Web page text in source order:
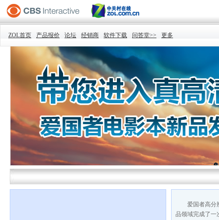
ZOL首页 产品报价 论坛 经销商 软件下载 问答堂>> 更多
爱国者高分辨
品领域完成了一